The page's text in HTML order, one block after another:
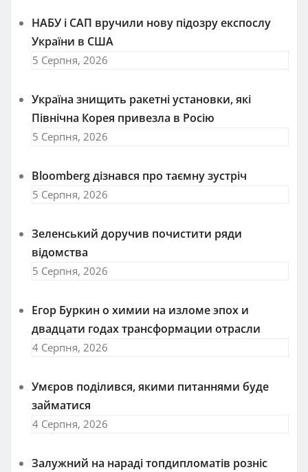
НАБУ і САП вручили нову підозру експослу
України в США
5 Серпня, 2026
Україна знищить ракетні установки, які
Північна Корея привезла в Росію
5 Серпня, 2026
Bloomberg дізнався про таємну зустріч
5 Серпня, 2026
Зеленський доручив почистити ряди
відомства
5 Серпня, 2026
Егор Буркин о химии на изломе эпох и
двадцати годах трансформации отрасли
4 Серпня, 2026
Умєров поділився, якими питаннями буде
займатися
4 Серпня, 2026
Залужний на нараді топдипломатів розніс